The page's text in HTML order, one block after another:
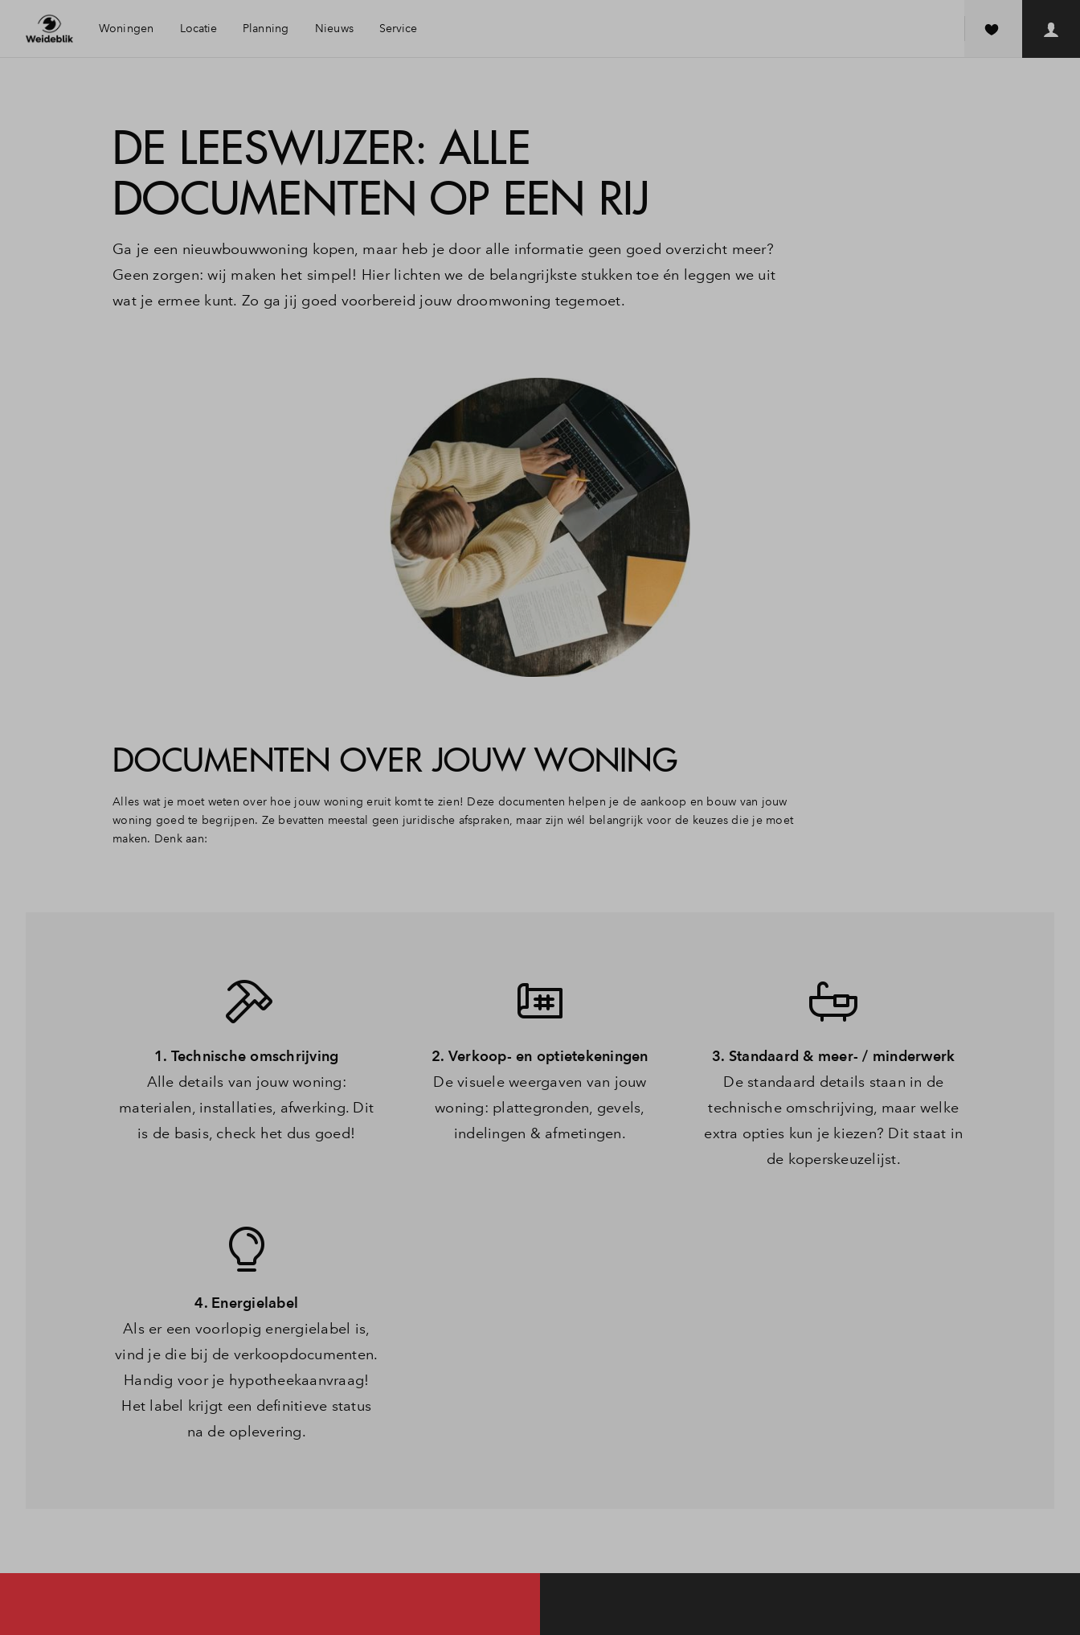
Woningen Locatie
Voorzieningen
Duurzaamheid
Oldenzaal
Planning Nieuws Service
Financiele check
Financiering
Toewijzing
Veelgestelde vragen
DE LEESWIJZER: ALLE
DOCUMENTEN OP EEN RIJ
Ga je een nieuwbouwwoning kopen, maar heb je door alle informatie geen goed overzicht meer?
Geen zorgen: wij maken het simpel! Hier lichten we de belangrijkste stukken toe én leggen we uit
wat je ermee kunt. Zo ga jij goed voorbereid jouw droomwoning tegemoet.
DOCUMENTEN OVER JOUW WONING
Alles wat je moet weten over hoe jouw woning eruit komt te zien! Deze documenten helpen je de aankoop en bouw van jouw
woning goed te begrijpen. Ze bevatten meestal geen juridische afspraken, maar zijn wél belangrijk voor de keuzes die je moet
maken. Denk aan:
1. Technische omschrijving
Alle details van jouw woning:
materialen, installaties, afwerking. Dit
is de basis, check het dus goed!
2. Verkoop- en optietekeningen
De visuele weergaven van jouw
woning: plattegronden, gevels,
indelingen & afmetingen.
3. Standaard & meer- / minderwerk
De standaard details staan in de
technische omschrijving, maar welke
extra opties kun je kiezen? Dit staat in
de koperskeuzelijst.
4. Energielabel
Als er een voorlopig energielabel is,
vind je die bij de verkoopdocumenten.
Handig voor je hypotheekaanvraag!
Het label krijgt een definitieve status
na de oplevering.